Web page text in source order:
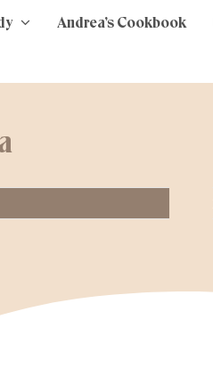
Andrea’s Cookbook